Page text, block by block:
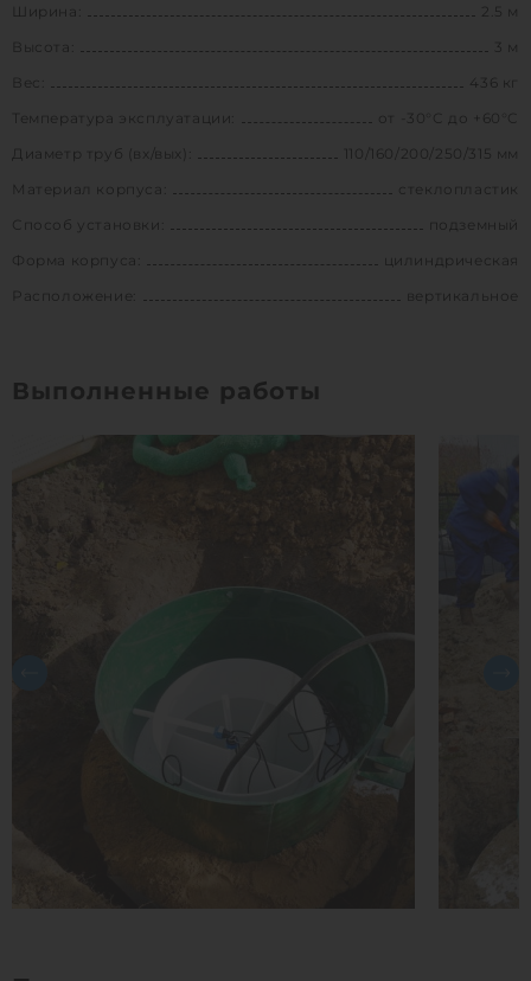
Ширина:
2.5 м
Высота:
3 м
436 кг
Температура эксплуатации:
от -30°C до +60°C
Диаметр труб (вх/вых):
110/160/200/250/315 мм
Материал корпуса:
стеклопластик
Способ установки:
подземный
Форма корпуса:
цилиндрическая
Расположение:
вертикальное
Выполненные работы